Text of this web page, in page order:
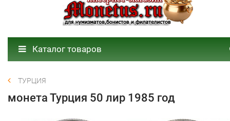
Каталог товаров
ТУРЦИЯ
монета Турция 50 лир 1985 год